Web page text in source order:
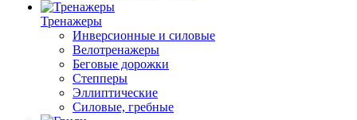
Тренажеры
Инверсионные и силовые
Велотренажеры
Беговые дорожки
Степперы
Эллиптические
Силовые, гребные